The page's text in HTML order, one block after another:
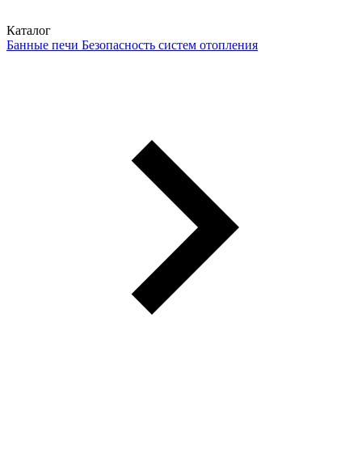
Каталог
Банные печи Безопасность систем отопления